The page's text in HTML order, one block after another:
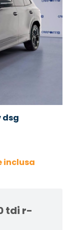
dsg
inclusa
tdi r-